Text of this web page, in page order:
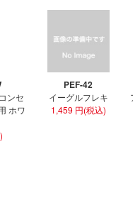
ンセ
ホワ
PEF-42
イーグルフレキ
1,459 円(税込)